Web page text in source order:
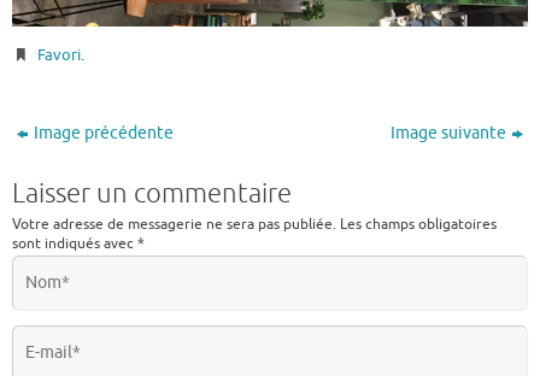
Favori.
Image précédente Image suivante
Laisser un commentaire
Votre adresse de messagerie ne sera pas publiée. Les champs obligatoires
sont indiqués avec*